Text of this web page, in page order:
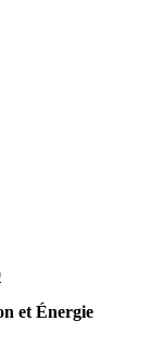
et Énergie